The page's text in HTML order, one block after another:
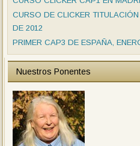
CURSO DE CLICKER
DE 2012
PRIMER CAP3 DE ESPAÑA,
Nuestros Ponentes